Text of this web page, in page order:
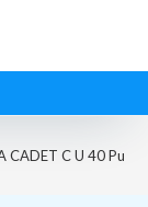
CADET C U 40 Putra